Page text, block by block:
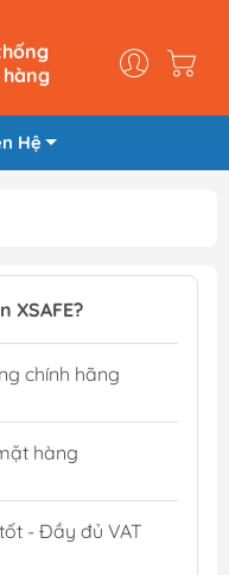
hàng
Hệ
XSAFE?
chính hãng
hàng
- Đầy đủ VAT